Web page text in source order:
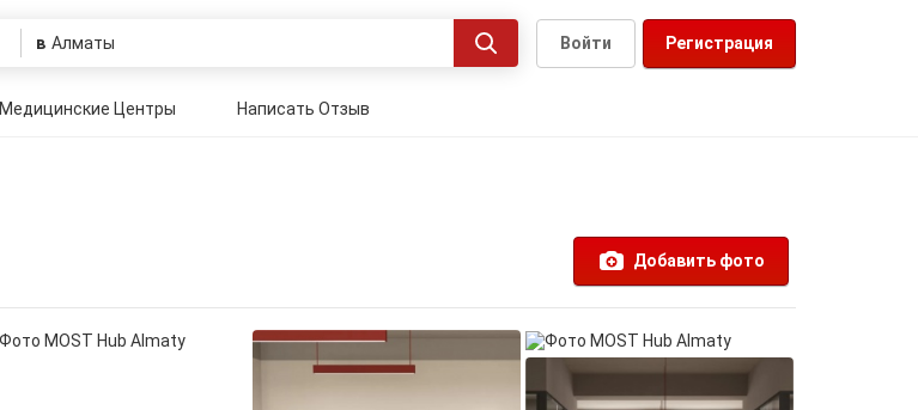
в Регистрация
Войти
Медицинские Центры Написать Отзыв
Добавить фото